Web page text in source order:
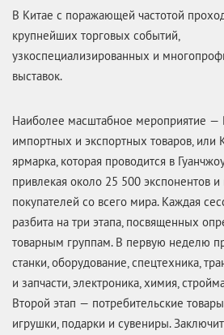
В Китае с поражающей частотой
крупнейших торговых событий,
узкоспециализированных и
выставок.
Наиболее масштабное мероприятие —
импортных и экспортных товаров, или
ярмарка, которая проводится в
привлекая около 25 500 экспонентов
покупателей со всего мира. Каждая
разбита на три этапа, посвященных
товарным группам. В первую неделю
станки, оборудование, спецтехника,
и запчасти, электроника, химия,
Второй этап — потребительские
игрушки, подарки и сувениры.